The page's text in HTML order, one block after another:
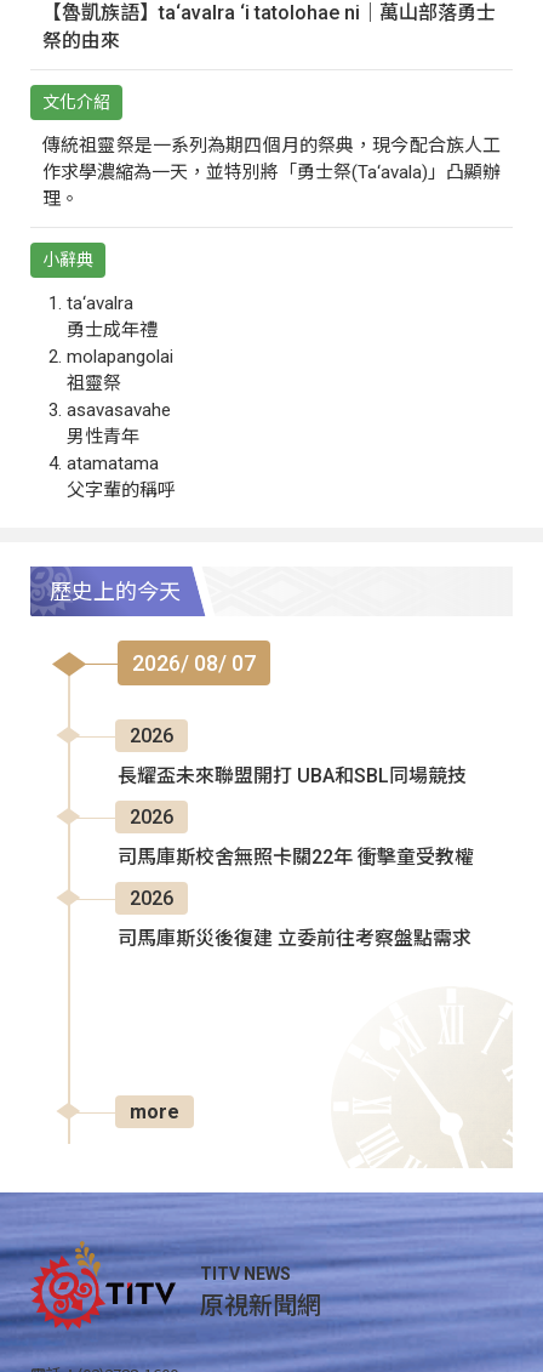
【魯凱族語】ta‘avalra ‘i tatolohae ni｜萬山部落勇士
祭的由來
文化介紹
傳統祖靈祭是一系列為期四個月的祭典，現今配合族人工
作求學濃縮為一天，並特別將「勇士祭(Ta‘avala)」凸顯辦
理。
小辭典
ta‘avalra
勇士成年禮
molapangolai
祖靈祭
asavasavahe
男性青年
atamatama
父字輩的稱呼
歷史上的今天
2026/ 08/ 07
2026
長耀盃未來聯盟開打 UBA和SBL同場競技
2026
司馬庫斯校舍無照卡關22年 衝擊童受教權
2026
司馬庫斯災後復建 立委前往考察盤點需求
more
TITV NEWS
原視新聞網